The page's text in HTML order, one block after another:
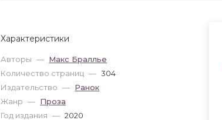
Характеристики
Авторы — Макс Браллье
Количество страниц — 304
Издательство — Ранок
Жанр — Проза
Год издания — 2020